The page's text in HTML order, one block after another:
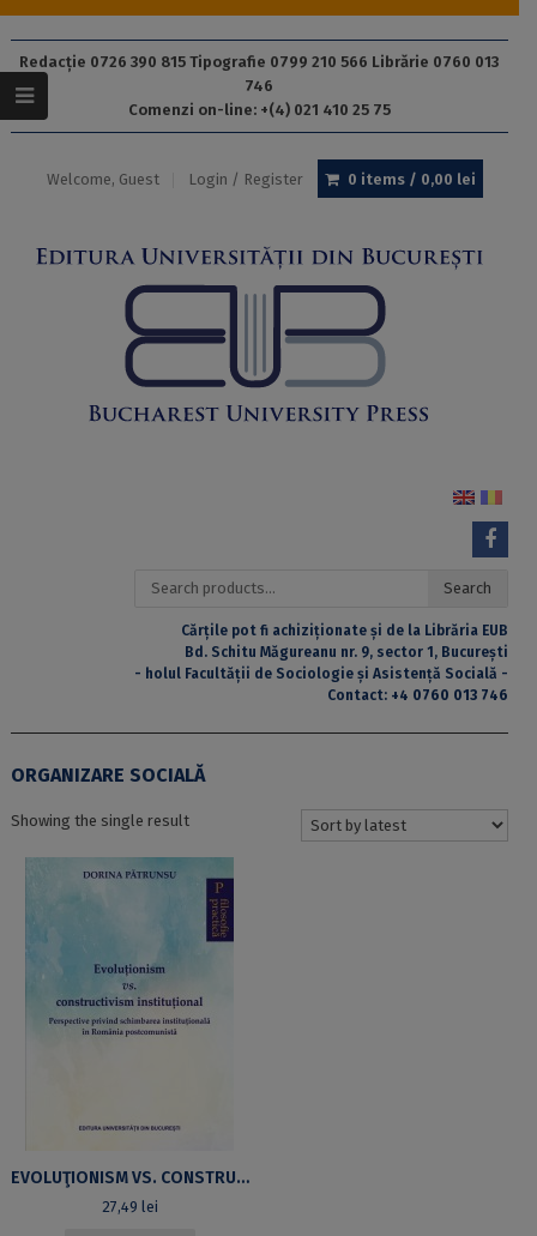
Redacție 0726 390 815 Tipografie 0799 210 566 Librărie 0760 013
746
Comenzi on-line: +(4) 021 410 25 75
Welcome, Guest Login / Register 0 items / 0,00 lei
Search
Search
Cărțile pot fi achiziționate și de la Librăria EUB
Bd. Schitu Măgureanu nr. 9, sector 1, București
- holul Facultății de Sociologie și Asistență Socială -
Contact: +4 0760 013 746
ORGANIZARE SOCIALĂ
Showing the single result
EVOLUŢIONISM VS. CONSTRUCTIVISM INSTITUŢIONAL. PERSPECTIVE PRIVIND SCHIMBAREA INSTITUŢIONALĂ ÎN ROMÂNIA POSTCOMUNISTĂ
27,49 lei